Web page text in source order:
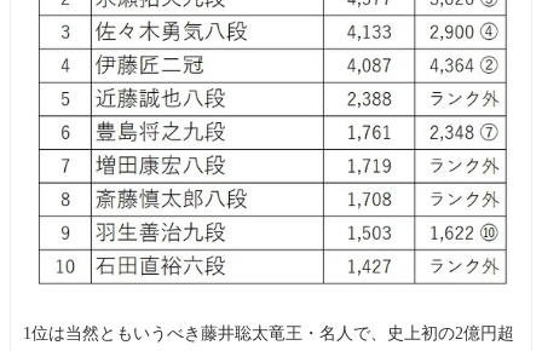
1位は当然ともいうべき藤井聡太竜王・名人で、史上初の2億円超